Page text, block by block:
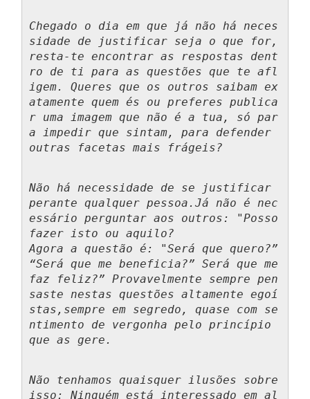
Chegado o dia em que já não há neces
sidade de justificar seja o que for,
resta-te encontrar as respostas dent
ro de ti para as questões que te afl
igem. Queres que os outros saibam ex
atamente quem és ou preferes publica
r uma imagem que não é a tua, só par
a impedir que sintam, para defender
outras facetas mais frágeis?
Não há necessidade de se justificar
perante qualquer pessoa. Já não é nec
essário perguntar aos outros: "Posso
fazer isto ou aquilo?
Agora a questão é: "Será que quero?”
“Será que me beneficia?” Será que me
faz feliz?” Provavelmente sempre pen
saste nestas questões altamente egoí
stas, sempre em segredo, quase com se
ntimento de vergonha pelo princípio
que as gere.
Não tenhamos quaisquer ilusões sobre
isso: Ninguém está interessado em al